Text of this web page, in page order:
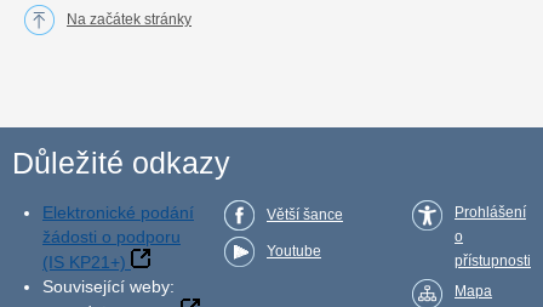
Na začátek stránky
Důležité odkazy
Elektronické podání
žádosti o podporu
(IS KP21+)
Související weby:
Větší šance
Youtube
Prohlášení
o
přístupnosti
Mapa